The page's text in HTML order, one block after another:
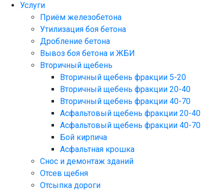
Услуги
Приём железобетона
Утилизация боя бетона
Дробление бетона
Вывоз боя бетона и ЖБИ
Вторичный щебень
Вторичный щебень фракции 5-20
Вторичный щебень фракции 20-40
Вторичный щебень фракции 40-70
Асфальтовый щебень фракции 20-40
Асфальтовый щебень фракции 40-70
Бой кирпича
Асфальтная крошка
Снос и демонтаж зданий
Отсев щебня
Отсыпка дороги